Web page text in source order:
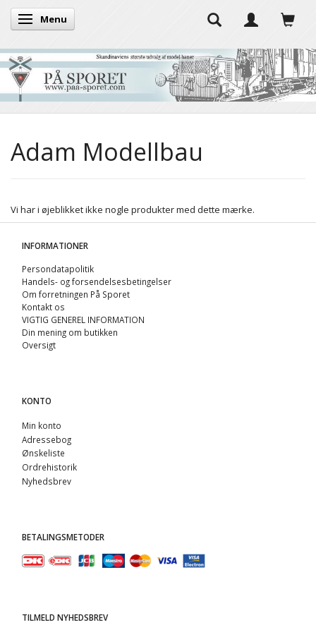
Skifte navigation
Menu
Adam Modellbau
Vi har i øjeblikket ikke nogle produkter med dette mærke.
INFORMATIONER
Persondatapolitik
Handels- og forsendelsesbetingelser
Om forretningen På Sporet
Kontakt os
VIGTIG GENEREL INFORMATION
Din mening om butikken
Oversigt
KONTO
Min konto
Adressebog
Ønskeliste
Ordrehistorik
Nyhedsbrev
BETALINGSMETODER
TILMELD NYHEDSBREV